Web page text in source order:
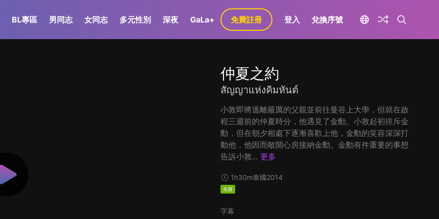
BL專區 男同志 女同志 多元性別 深夜 GaLa+ 免費註冊 登入 兌換序號
仲夏之約
สัญญาแห่งคิมหันต์
小敦即將逃離嚴厲的父親並前往曼谷上大學，但就在啟
程三週前的仲夏時分，他遇見了金勳。小敦起初排斥金
勳，但在朝夕相處下逐漸喜歡上他，金勳的笑容深深打
動他，他因而敞開心房接納金勳。金勳有件重要的事想
告訴小敦... 更多
1h30m泰國2014
免費
字幕